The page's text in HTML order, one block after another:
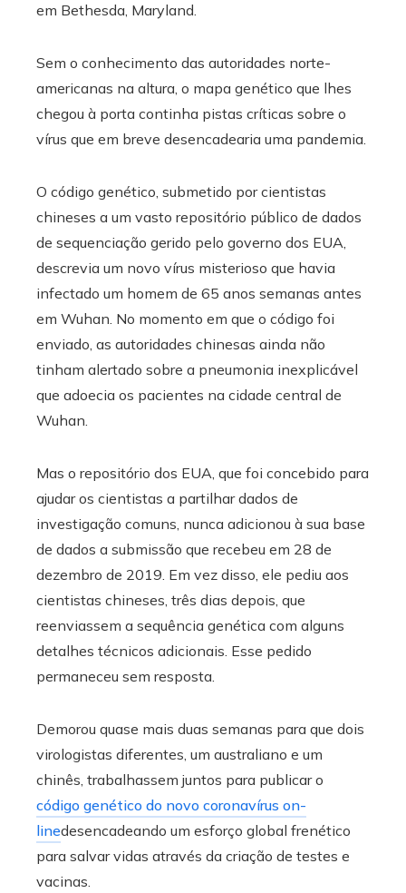
em Bethesda, Maryland.
Sem o conhecimento das autoridades norte-
americanas na altura, o mapa genético que lhes
chegou à porta continha pistas críticas sobre o
vírus que em breve desencadearia uma pandemia.
O código genético, submetido por cientistas
chineses a um vasto repositório público de dados
de sequenciação gerido pelo governo dos EUA,
descrevia um novo vírus misterioso que havia
infectado um homem de 65 anos semanas antes
em Wuhan. No momento em que o código foi
enviado, as autoridades chinesas ainda não
tinham alertado sobre a pneumonia inexplicável
que adoecia os pacientes na cidade central de
Wuhan.
Mas o repositório dos EUA, que foi concebido para
ajudar os cientistas a partilhar dados de
investigação comuns, nunca adicionou à sua base
de dados a submissão que recebeu em 28 de
dezembro de 2019. Em vez disso, ele pediu aos
cientistas chineses, três dias depois, que
reenviassem a sequência genética com alguns
detalhes técnicos adicionais. Esse pedido
permaneceu sem resposta.
Demorou quase mais duas semanas para que dois
virologistas diferentes, um australiano e um
chinês, trabalhassem juntos para publicar o
código genético do novo coronavírus on-
linedesencadeando um esforço global frenético
para salvar vidas através da criação de testes e
vacinas.